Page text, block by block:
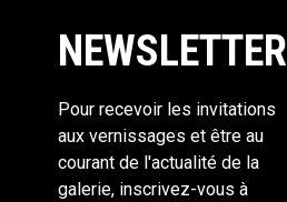
NEWSLETTER
Pour recevoir les invitations
aux vernissages et être au
courant de l'actualité de la
galerie, inscrivez-vous à